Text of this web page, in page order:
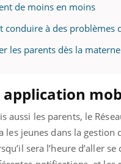
de moins en moins
à des problèmes
les parents dès la
application
aussi les parents, le
les jeunes dans la
sera l’heure d’aller